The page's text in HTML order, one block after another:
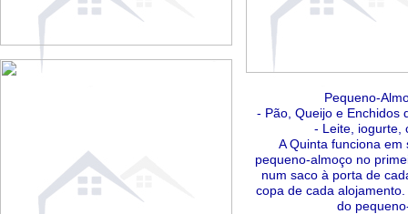
Pequeno-
- Pão, Queijo e
- Leite, iogurte,
A Quinta funciona
pequeno-almoço no
num saco à porta de
copa de cada
do